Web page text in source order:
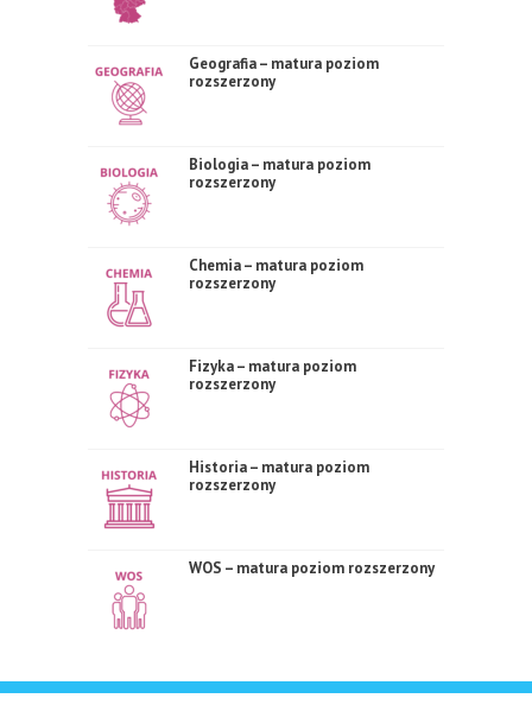
Geografia – matura poziom
rozszerzony
Biologia – matura poziom
rozszerzony
Chemia – matura poziom
rozszerzony
Fizyka – matura poziom
rozszerzony
Historia – matura poziom
rozszerzony
WOS – matura poziom rozszerzony